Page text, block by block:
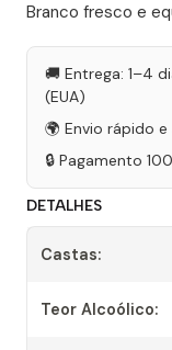
Branco fresco e
🚚 Entrega: 1–4
(EUA)
🌍 Envio rápido
🔒 Pagamento
DETALHES
Castas:
Teor Alcoólico: